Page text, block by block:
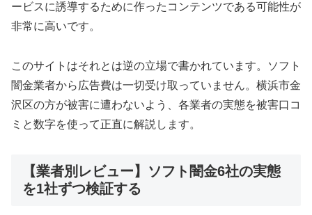
ービスに誘導するために作ったコンテンツである可能性が
非常に高いです。
このサイトはそれとは逆の立場で書かれています。ソフト
闇金業者から広告費は一切受け取っていません。横浜市金
沢区の方が被害に遭わないよう、各業者の実態を被害口コ
ミと数字を使って正直に解説します。
【業者別レビュー】ソフト闇金6社の実態
を1社ずつ検証する